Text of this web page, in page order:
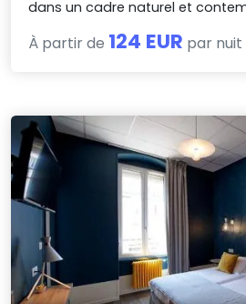
dans un cadre naturel et
À partir de 124 EUR par nuit